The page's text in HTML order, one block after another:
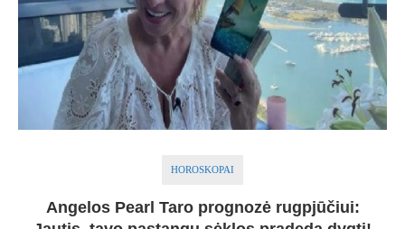
HOROSKOPAI
Angelos Pearl Taro prognozė rugpjūčiui: